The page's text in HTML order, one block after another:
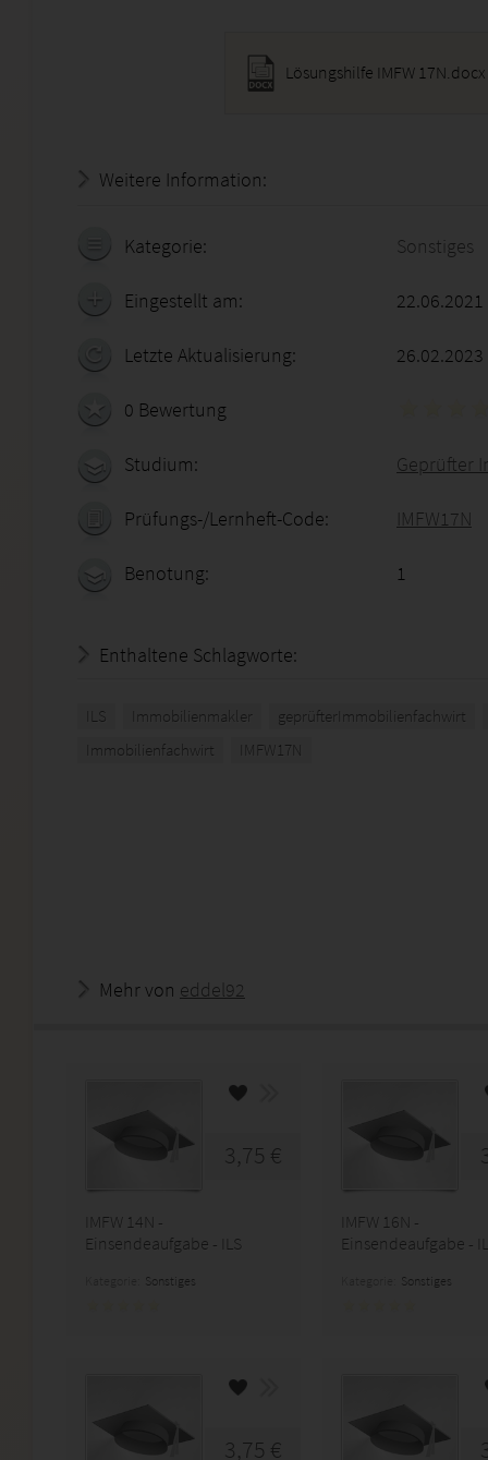
Lösungshilfe IMFW 17N.docx
Weitere Information:
Kategorie: Sonstiges
Eingestellt am:
Letzte Aktualisierung: 26.02.2023
0 Bewertung
Studium: Geprüfter
Prüfungs-/Lernheft-Code: IMFW17N
Benotung: 1
Enthaltene Schlagworte:
ILS Immobilienmakler
geprüfterImmobilienfachwirt
Immobilienfachwirt
IMFW17N
Mehr von eddel92
3,75 €
IMFW 14N -
Einsendeaufgabe - ILS
Sonstiges
IMFW 16N -
Einsendeaufgabe -
Sonstiges
3,75 €